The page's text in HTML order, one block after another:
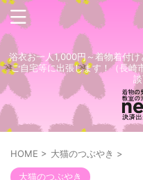
浴衣お一人1,000円～着物着付
ご自宅等に出張します！（長崎
HOME > 大猫のつぶやき >
大猫のつぶやき